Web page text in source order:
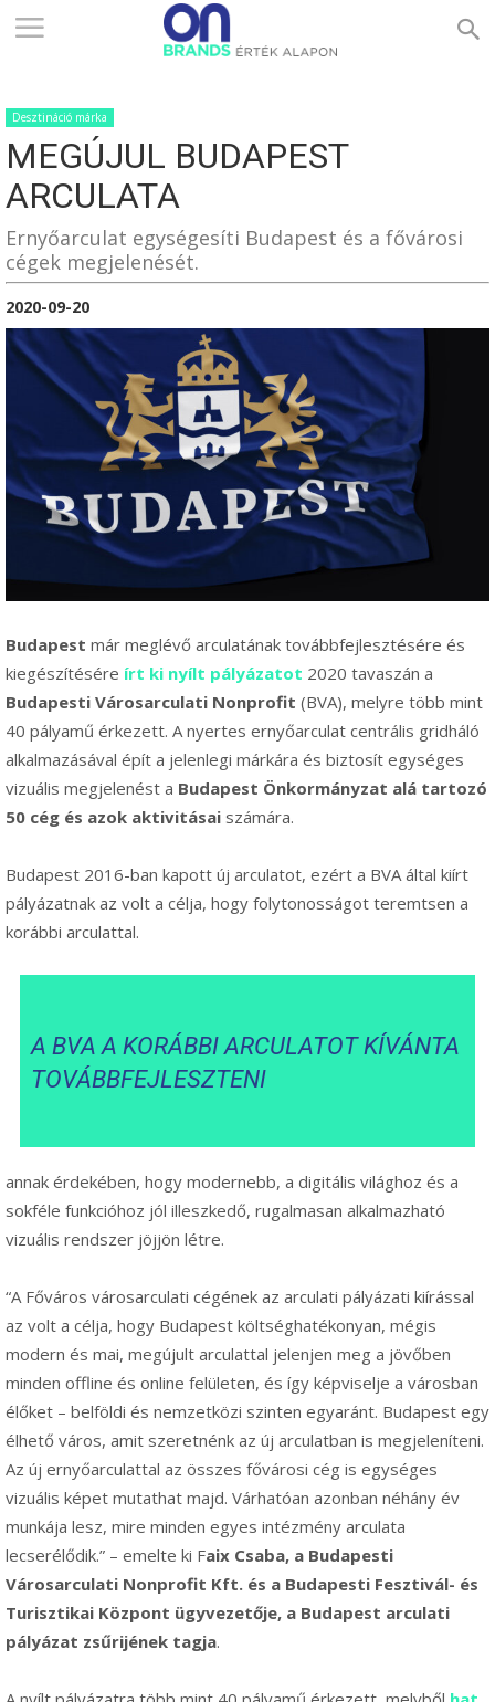
ONBRANDS
–
ALAPON
Desztináció márka
MEGÚJUL BUDAPEST
ARCULATA
Ernyőarculat egységesíti Budapest és a fővárosi
cégek megjelenését.
2020-09-20
Budapest már meglévő arculatának továbbfejlesztésére és
kiegészítésére írt ki nyílt pályázatot 2020 tavaszán a
Budapesti Városarculati Nonprofit (BVA), melyre több mint
40 pályamű érkezett. A nyertes ernyőarculat centrális gridháló
alkalmazásával épít a jelenlegi márkára és biztosít egységes
vizuális megjelenést a Budapest Önkormányzat alá tartozó
50 cég és azok aktivitásai számára.
Budapest 2016-ban kapott új arculatot, ezért a BVA által kiírt
pályázatnak az volt a célja, hogy folytonosságot teremtsen a
korábbi arculattal.
A BVA A KORÁBBI ARCULATOT KÍVÁNTA
TOVÁBBFEJLESZTENI
annak érdekében, hogy modernebb, a digitális világhoz és a
sokféle funkcióhoz jól illeszkedő, rugalmasan alkalmazható
vizuális rendszer jöjjön létre.
“A Főváros városarculati cégének az arculati pályázati kiírással
az volt a célja, hogy Budapest költséghatékonyan, mégis
modern és mai, megújult arculattal jelenjen meg a jövőben
minden offline és online felületen, és így képviselje a városban
élőket – belföldi és nemzetközi szinten egyaránt. Budapest egy
élhető város, amit szeretnénk az új arculatban is megjeleníteni.
Az új ernyőarculattal az összes fővárosi cég is egységes
vizuális képet mutathat majd. Várhatóan azonban néhány év
munkája lesz, mire minden egyes intézmény arculata
lecserélődik.” – emelte ki Faix Csaba, a Budapesti
Városarculati Nonprofit Kft. és a Budapesti Fesztivál- és
Turisztikai Központ ügyvezetője, a Budapest arculati
pályázat zsűrijének tagja.